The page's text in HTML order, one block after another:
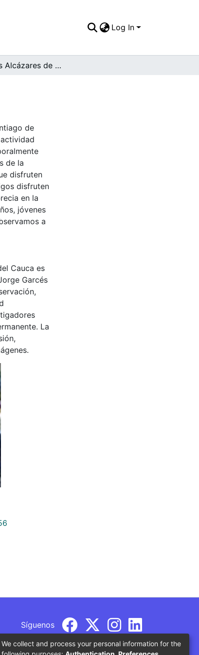
Log In
Barrio Los Alcázares de ciclovida. Cali
de
de la
disfruten
disfruten
en la
jóvenes
a
Cauca es
Garcés
La
Síguenos
We collect and process your personal information for the